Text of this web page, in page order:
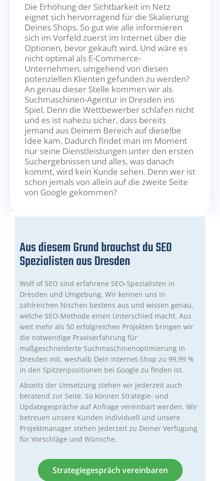
Die Erhöhung der Sichtbarkeit im Netz
eignet sich hervorragend für die Skalierung
Deines Shops. So gut wie alle informieren
sich im Vorfeld zuerst im Internet über die
Optionen, bevor gekauft wird. Und wäre es
nicht optimal als E-Commerce-
Unternehmen, umgehend von diesen
potenziellen Klienten gefunden zu werden?
An genau dieser Stelle kommen wir als
Suchmaschinen-Agentur in Dresden ins
Spiel. Denn die Wettbewerber schlafen nicht
und es ist nahezu sicher, dass bereits
jemand aus Deinem Bereich auf dieselbe
Idee kam. Dadurch findet man im Moment
nur seine Dienstleistungen unter den ersten
Suchergebnissen und alles, was danach
kommt, wird kein Kunde sehen. Denn wer ist
schon jemals von allein auf die zweite Seite
von Google gekommen?
Aus diesem Grund brauchst du SEO
Spezialisten aus Dresden
Wolf of SEO sind erfahrene SEO-Spezialisten in
Dresden und Umgebung. Wir kennen uns in
zahlreichen Nischen bestens aus und wissen genau,
welche SEO-Methode einen Unterschied macht. Aus
weit mehr als 50 erfolgreichen Projekten bringen wir
die notwendige Praxiserfahrung für
maßgeschneiderte Suchmaschinenoptimierung in
Dresden mit, weshalb Dein Internet-Shop zu 99,99 %
in den Spitzenpositionen bei Google zu finden ist.
Abseits der Umsetzung stehen wir jederzeit auch
beratend zur Seite. So können Strategie- und
Updategespräche auf Anfrage vereinbart werden. Wir
betreuen unsere Kunden individuell und unsere
Projektmanager stehen jederzeit zu Deiner Verfügung
für Vorschläge und Wünsche.
Strategiegespräch vereinbaren